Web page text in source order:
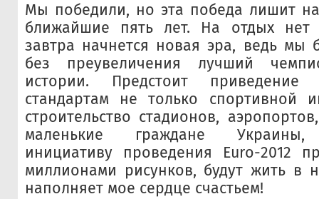
Мы победили, но эта победа лишит
ближайшие пять лет. На отдых нет
завтра начнется новая эра, ведь мы
без преувеличения лучший
истории. Предстоит
стандартам не только спортивной
строительство стадионов,
маленькие граждане Украины,
инициативу проведения Euro-2012
миллионами рисунков, будут жить в
наполняет мое сердце счастьем!